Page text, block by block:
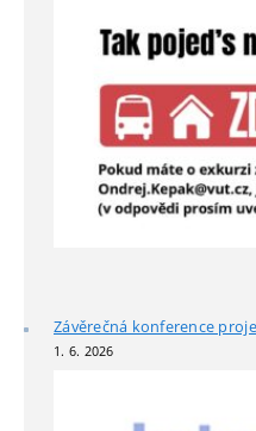
Závěrečná konference
1. 6. 2026